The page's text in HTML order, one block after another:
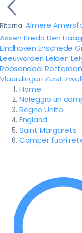
Ritorna Almere
Assen Breda Den Haag
Eindhoven Enschede
Leeuwarden Leiden
Roosendaal
Vlaardingen Zeist
Home
Noleggio un
Regno Unito
England
Saint Margarets
Camper fuori